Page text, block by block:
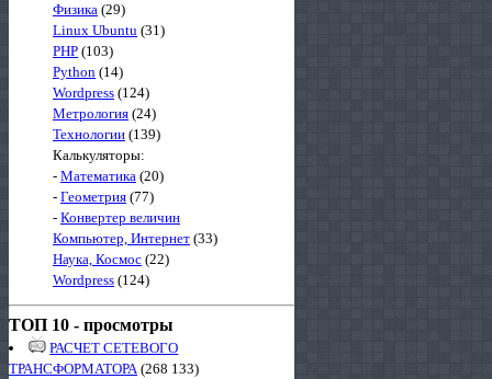
Физика (29)
Linux Ubuntu (31)
PHP (103)
Python (14)
Wordpress (124)
Метрология (24)
Технологии (139)
Калькуляторы:
- Математика (20)
- Геометрия (77)
- Конвертер величин
Компьютер, Интернет (33)
Наука, Космос (22)
Wordpress (124)
ТОП 10 - просмотры
РАСЧЕТ СЕТЕВОГО
ТРАНСФОРМАТОРА(268 133)